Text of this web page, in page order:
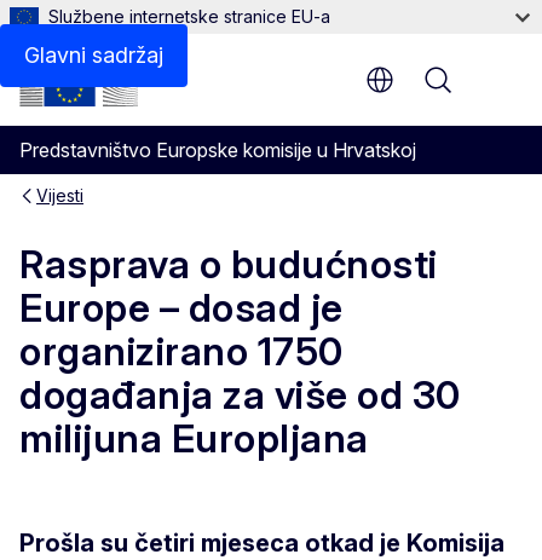
Glavni sadržaj
Službene internetske stranice EU-a
Predstavništvo Europske komisije u Hrvatskoj
Menu
Vijesti
Rasprava o budućnosti
Europe – dosad je
organizirano 1750
događanja za više od 30
milijuna Europljana
Prošla su četiri mjeseca otkad je Komisija